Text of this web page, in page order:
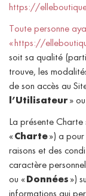
https://
Toute personne
« https://
soit sa qualité
trouve, les
de son accès au
l’Utilisateur »
La présente Charte
«Charte») a pour
raisons et des
caractère
ou « Données »)
informations qui